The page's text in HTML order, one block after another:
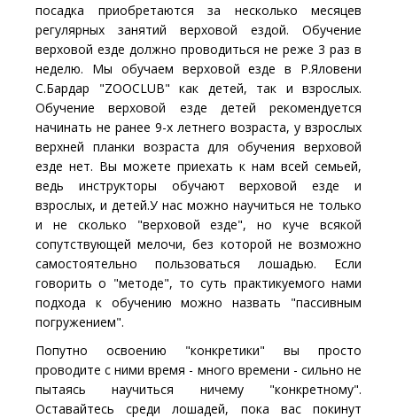
посадка приобретаются за несколько месяцев
регулярных занятий верховой ездой. Обучение
верховой езде должно проводиться не реже 3 раз в
неделю. Мы обучаем верховой езде в Р.Яловени
С.Бардар "ZOOCLUB" как детей, так и взрослых.
Обучение верховой езде детей рекомендуется
начинать не ранее 9-х летнего возраста, у взрослых
верхней планки возраста для обучения верховой
езде нет. Вы можете приехать к нам всей семьей,
ведь инструкторы обучают верховой езде и
взрослых, и детей.У нас можно научиться не только
и не сколько "верховой езде", но куче всякой
сопутствующей мелочи, без которой не возможно
самостоятельно пользоваться лошадью. Если
говорить о "методе", то суть практикуемого нами
подхода к обучению можно назвать "пассивным
погружением".
Попутно освоению "конкретики" вы просто
проводите с ними время - много времени - сильно не
пытаясь научиться ничему "конкретному".
Оставайтесь среди лошадей, пока вас покинут